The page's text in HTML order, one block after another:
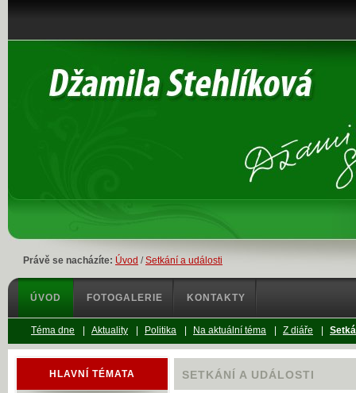
Právě se nacházíte: Úvod /Setkání a události
SETKÁNÍ A UDÁLOSTI
HLAVNÍ TÉMATA
ÚVOD FOTOGALERIE KONTAKTY
Téma dne Aktuality Politika Na aktuální téma Z diáře